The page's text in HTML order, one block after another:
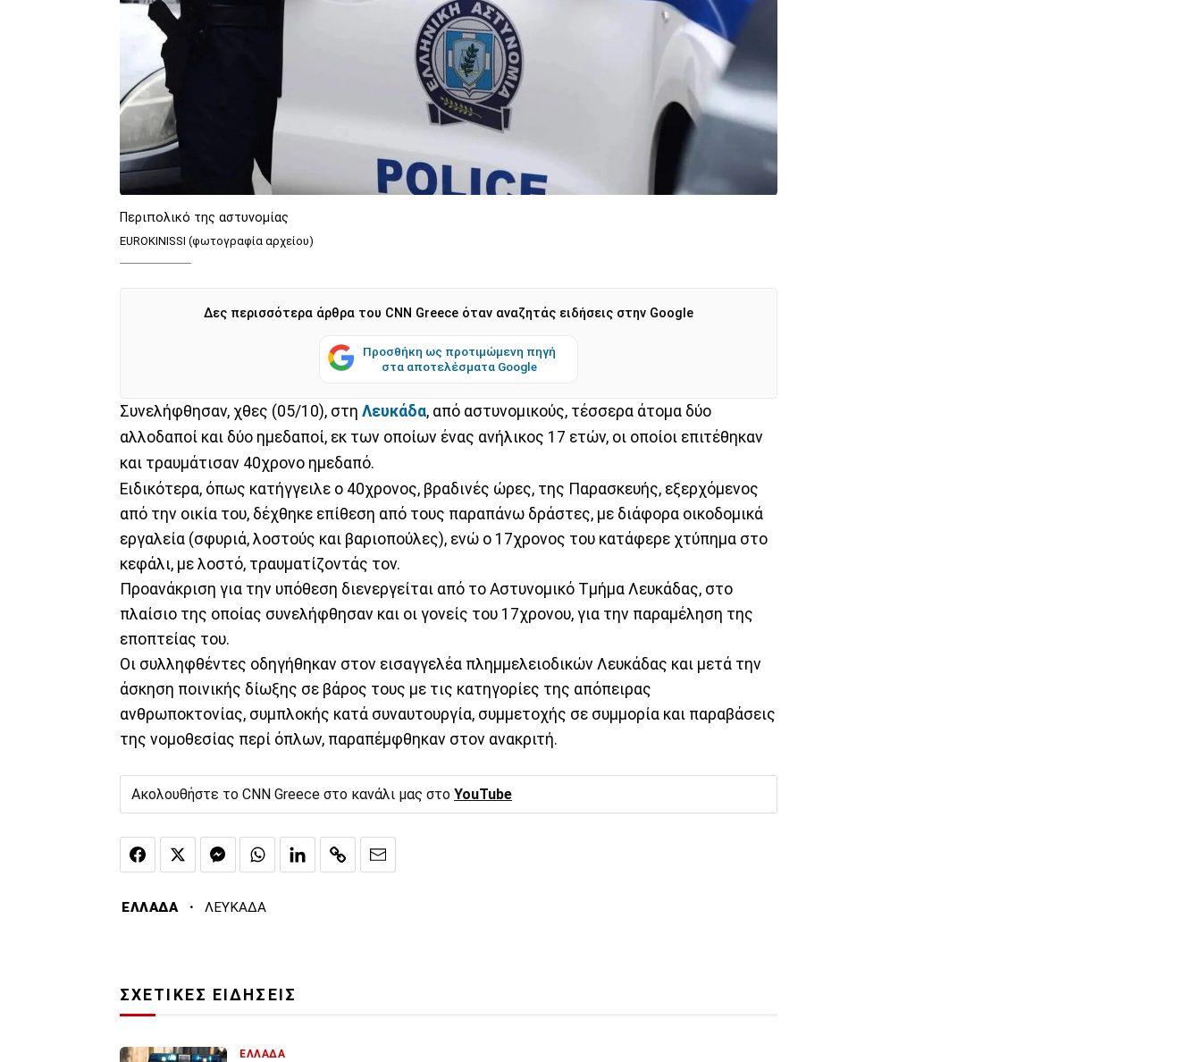
Περιπολικό της αστυνομίας
EUROKINISSI (φωτογραφία αρχείου)
Δες περισσότερα άρθρα του CNN Greece όταν αναζητάς ειδήσεις στην Google
Προσθήκη ως προτιμώμενη πηγή
στα αποτελέσματα Google
Συνελήφθησαν, χθες (05/10), στη Λευκάδα, από αστυνομικούς, τέσσερα άτομα δύο
αλλοδαποί και δύο ημεδαποί, εκ των οποίων ένας ανήλικος 17 ετών, οι οποίοι επιτέθηκαν
και τραυμάτισαν 40χρονο ημεδαπό.
Ειδικότερα, όπως κατήγγειλε ο 40χρονος, βραδινές ώρες, της Παρασκευής, εξερχόμενος
από την οικία του, δέχθηκε επίθεση από τους παραπάνω δράστες, με διάφορα οικοδομικά
εργαλεία (σφυριά, λοστούς και βαριοπούλες), ενώ ο 17χρονος του κατάφερε χτύπημα στο
κεφάλι, με λοστό, τραυματίζοντάς τον.
Προανάκριση για την υπόθεση διενεργείται από το Αστυνομικό Τμήμα Λευκάδας, στο
πλαίσιο της οποίας συνελήφθησαν και οι γονείς του 17χρονου, για την παραμέληση της
εποπτείας του.
Οι συλληφθέντες οδηγήθηκαν στον εισαγγελέα πλημμελειοδικών Λευκάδας και μετά την
άσκηση ποινικής δίωξης σε βάρος τους με τις κατηγορίες της απόπειρας
ανθρωποκτονίας, συμπλοκής κατά συναυτουργία, συμμετοχής σε συμμορία και παραβάσεις
της νομοθεσίας περί όπλων, παραπέμφθηκαν στον ανακριτή.
Ακολουθήστε το CNN Greece στο κανάλι μας στο YouTube
ΕΛΛΑΔΑ · ΛΕΥΚΑΔΑ
ΣΧΕΤΙΚΕΣ ΕΙΔΗΣΕΙΣ
ΕΛΛΑΔΑ